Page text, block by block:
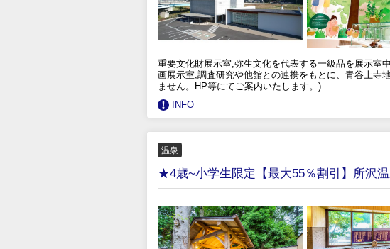
重要文化財展示室,弥生文化を代表する一級品を展示室
画展示室,調査研究や他館との連携をもとに、青谷上寺
ません。HP等にてご案内いたします。)
INFO
温泉
★4歳~小学生限定【最大55％割引】所沢